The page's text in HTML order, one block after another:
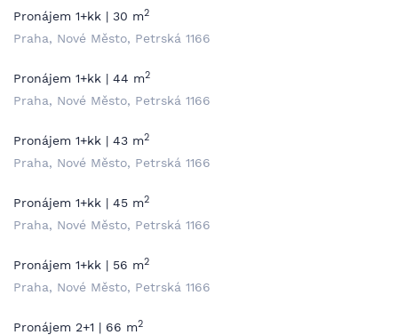
Pronájem 1+kk | 30 m2
Praha, Nové Město, Petrská 1166
Pronájem 1+kk | 44 m2
Praha, Nové Město, Petrská 1166
Pronájem 1+kk | 43 m2
Praha, Nové Město, Petrská 1166
Pronájem 1+kk | 45 m2
Praha, Nové Město, Petrská 1166
Pronájem 1+kk | 56 m2
Praha, Nové Město, Petrská 1166
Pronájem 2+1 | 66 m2